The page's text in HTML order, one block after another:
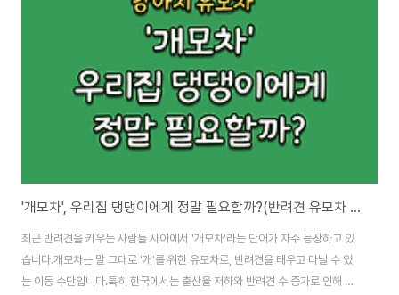
주인공인 힐링 영화 는 반려견을 키우는 가족이라면 더욱 재미있게 볼 수 있는
작품입니다.골든 리트리버, 치와와 등 다양한 견종이 등장하는 이 영화는 따뜻
'개모차', 우리집 댕댕이에게 정말 필요할까?(반려견 유모차 장.단점)
최근 반려견을 키우는 사람들 사이에서 '개모차'라는 단어가 자주 등장하고 있
습니다.개모차는 말 그대로 '개'를 위한 유모차로, 반려견을 태우고 다닐 수 있
는 이동 수단입니다.특히 한국에서는 출산율 저하와 반려견 수 증가로 인해 개